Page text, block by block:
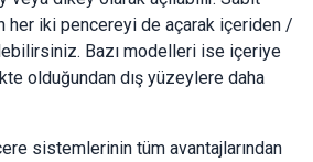
her iki pencereyi de açarak içeriden /
Bazı modelleri ise içeriye
olduğundan dış yüzeylere daha
sistemlerinin tüm avantajlarından